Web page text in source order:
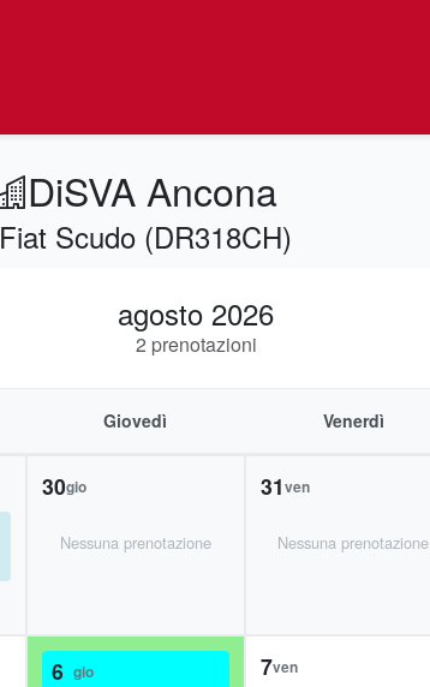
DiSVA Ancona
Fiat Scudo (DR318CH)
agosto 2026
2 prenotazioni
Giovedì Venerdì
30gio
Nessuna prenotazione
31ven
Nessuna prenotazione
6 gio 7ven